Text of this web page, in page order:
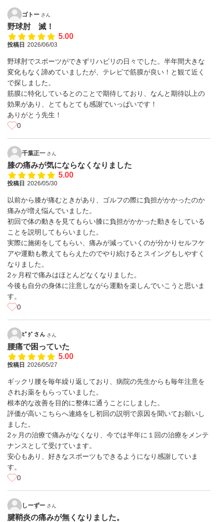
ゴトー さん
野球肘 滅！
5.00
投稿日 2026/06/03
野球肘でスポーツができずリハビリの日々でした。半年間大きな
変化もなく諦めていましたが、テレビで筋膜が良い！と観て近く
で探しました。
筋膜に特化しているとのことで期待しており、なんと期待以上の
効果があり、とてもとても感謝でいっぱいです！
ありがとう先生！
0
千葉正一 さん
膝の痛みが気にならなくなりました
5.00
投稿日 2026/05/30
以前から膝が痛むときがあり、ゴルフの際に負担がかかったのか
痛みが増え悩んでいました。
初回で体の動きを見てもらい膝に負担がかかった動きをしている
ことを説明してもらいました。
実際に施術をしてもらい、痛みが減っていくのが分かりセルフケ
アや運動も教えてもらえたのでやり続けるとスイングもしやすく
なりました。
2ヶ月程で痛みはほとんどなくなりました。
今後も自分の身体に注意しながら運動を楽しんでいこうと思いま
す。
0
ﾋﾟｸﾞさん さん
腰痛で困っていた
5.00
投稿日 2026/05/27
ギックリ腰を毎年繰り返しており、病院の先生からも毎年注意を
されお薬をもらっていました。
根本的な改善を目的に整体に通うことにしました。
評価が高いこちらへ連絡をし初回の説明で原因を聞いてお願いし
ました。
2ヶ月の治療で痛みがなくなり、今では半年に１回の治療をメンテ
ナンスとして受けています。
安心もあり、好きなスポーツもできるようになり感謝していま
す。
0
しーずー さん
腱鞘炎の痛みが無くなりました。